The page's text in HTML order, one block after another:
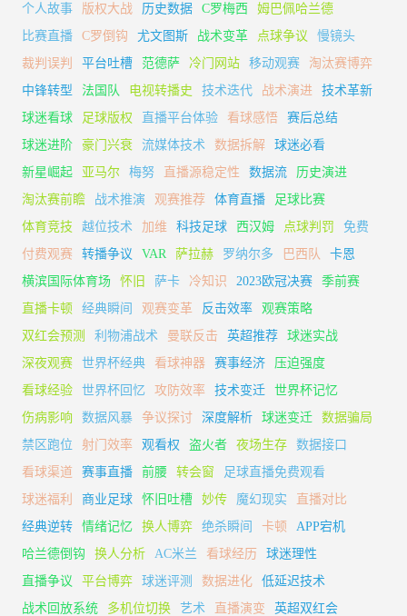
个人故事
版权大战 历史数据 C罗梅西
姆巴佩哈兰德
比赛直播
C罗倒钩 尤文图斯 战术变革 点球争议
慢镜头
裁判误判
平台吐槽 范德萨 冷门网站 移动观赛
淘汰赛博弈
中锋转型
法国队 电视转播史 技术迭代 战术演进
技术革新
球迷看球
足球版权 直播平台体验 看球感悟
赛后总结
球迷进阶
豪门兴衰 流媒体技术 数据拆解
球迷必看
新星崛起
亚马尔 梅努 直播源稳定性 数据流
历史演进
淘汰赛前瞻
战术推演 观赛推荐 体育直播
足球比赛
体育竞技
越位技术 加维 科技足球 西汉姆 点球判罚
免费
付费观赛
转播争议 VAR 萨拉赫 罗纳尔多 巴西队
卡恩
横滨国际体育场
怀旧 萨卡 冷知识 2023欧冠决赛
季前赛
直播卡顿
经典瞬间 观赛变革 反击效率
观赛策略
双红会预测
利物浦战术 曼联反击 英超推荐
球迷实战
深夜观赛
世界杯经典 看球神器 赛事经济
压迫强度
看球经验
世界杯回忆 攻防效率 技术变迁
世界杯记忆
伤病影响
数据风暴 争议探讨 深度解析 球迷变迁
数据骗局
禁区跑位
射门效率 观看权 盗火者 夜场生存
数据接口
看球渠道
赛事直播 前腰 转会窗
足球直播免费观看
球迷福利
商业足球 怀旧吐槽 妙传 魔幻现实
直播对比
经典逆转
情绪记忆 换人博弈 绝杀瞬间 卡顿
APP宕机
哈兰德倒钩
换人分析 AC米兰 看球经历
球迷理性
直播争议
平台博弈 球迷评测 数据进化
低延迟技术
战术回放系统
多机位切换 艺术 直播演变
英超双红会